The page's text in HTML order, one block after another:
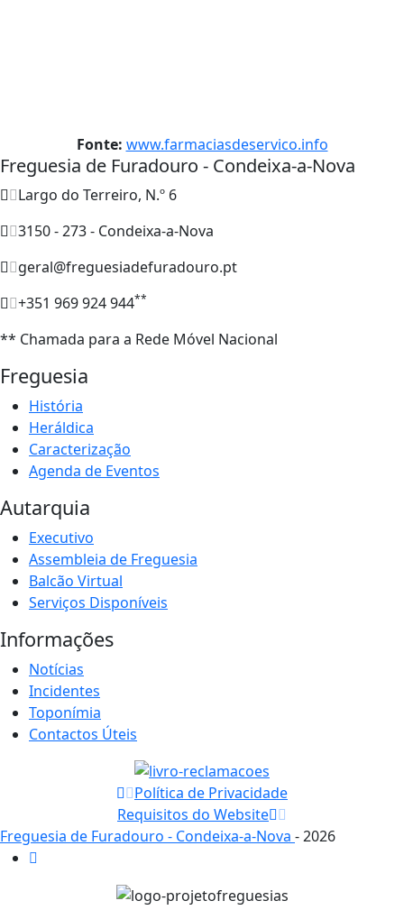
Fonte: www.farmaciasdeservico.info
Freguesia de Furadouro - Condeixa-a-Nova
Largo do Terreiro, N.º 6
3150 - 273 - Condeixa-a-Nova
geral@freguesiadefuradouro.pt
+351 969 924 944**
** Chamada para a Rede Móvel Nacional
Freguesia
História
Heráldica
Caracterização
Agenda de Eventos
Autarquia
Executivo
Assembleia de Freguesia
Balcão Virtual
Serviços Disponíveis
Informações
Notícias
Incidentes
Toponímia
Contactos Úteis
Política de Privacidade
Requisitos do Website
Freguesia de Furadouro - Condeixa-a-Nova - 2026